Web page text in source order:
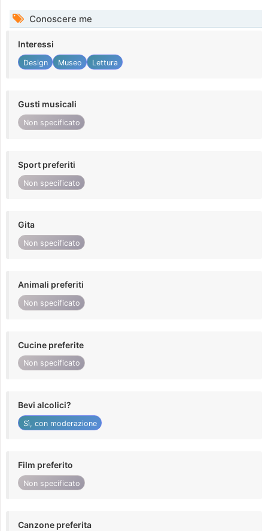
Conoscere me
Interessi
Design Museo Lettura
Gusti musicali
Non specificato
Sport preferiti
Non specificato
Gita
Non specificato
Animali preferiti
Non specificato
Cucine preferite
Non specificato
Bevi alcolici?
Sì, con moderazione
Film preferito
Non specificato
Canzone preferita